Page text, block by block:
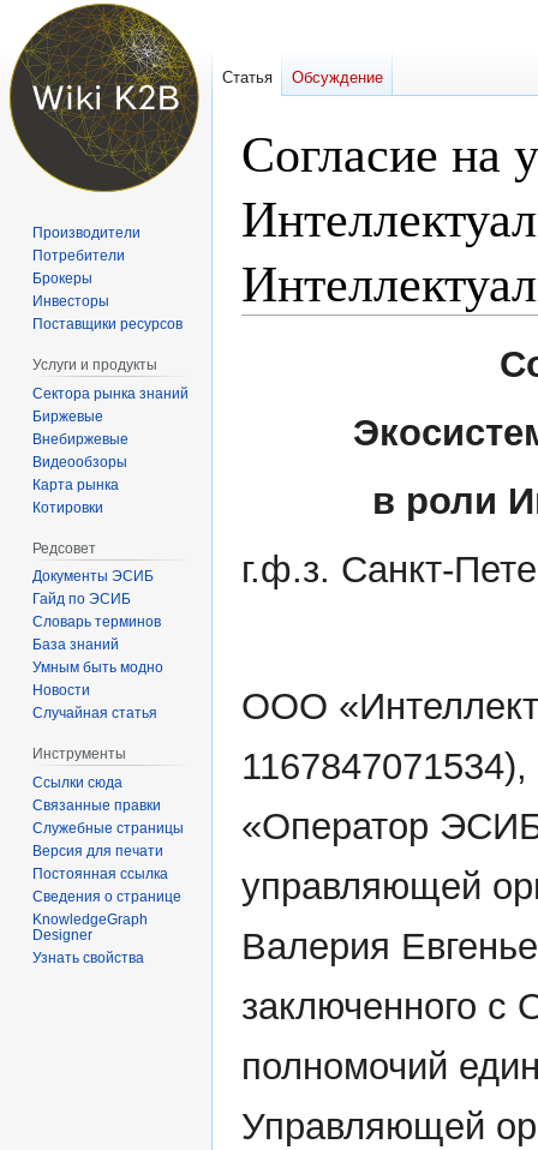
Согласие на
в роли
г.ф.з. Санкт-
ООО
«Оператор
управляющей
Валерия
заключенного с
полномочий
Управляющей
Статья Обсуждение
Производители
Потребители
Брокеры
Инвесторы
Поставщики ресурсов
Услуги и продукты
Сектора рынка знаний
Биржевые
Внебиржевые
Видеообзоры
Карта рынка
Котировки
Редсовет
Документы ЭСИБ
Гайд по ЭСИБ
Словарь терминов
База знаний
Умным быть модно
Новости
Случайная статья
Инструменты
Ссылки сюда
Связанные правки
Служебные страницы
Версия для печати
Постоянная ссылка
Сведения о странице
KnowledgeGraph
Designer
Узнать свойства